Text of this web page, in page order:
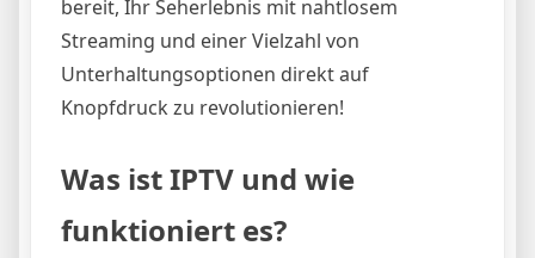
bereit, Ihr Seherlebnis mit nahtlosem
Streaming und einer Vielzahl von
Unterhaltungsoptionen direkt auf
Knopfdruck zu revolutionieren!
Was ist IPTV und wie
funktioniert es?